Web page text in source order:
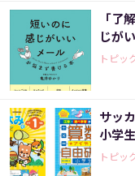
「了
じが
トピッ
サッ
小学
トピッ